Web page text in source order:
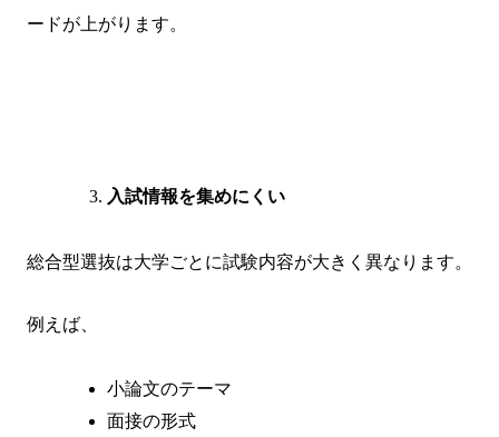
ードが上がります。
入試情報を集めにくい
総合型選抜は大学ごとに試験内容が大きく異なります。
例えば、
小論文のテーマ
面接の形式